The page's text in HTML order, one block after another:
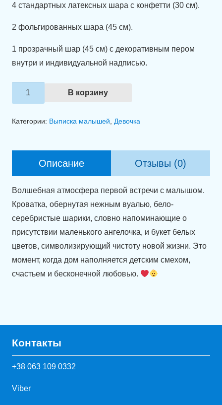
4 стандартных латексных шара с конфетти (30 см).
2 фольгированных шара (45 см).
1 прозрачный шар (45 см) с декоративным пером
внутри и индивидуальной надписью.
Количество
товара
В корзину
Категории: Выписка малышей, Девочка
Описание Отзывы (0)
Волшебная атмосфера первой встречи с малышом.
Кроватка, обернутая нежным вуалью, бело-
серебристые шарики, словно напоминающие о
присутствии маленького ангелочка, и букет белых
цветов, символизирующий чистоту новой жизни. Это
момент, когда дом наполняется детским смехом,
счастьем и бесконечной любовью.
Контакты
+38 063 109 0332
Viber